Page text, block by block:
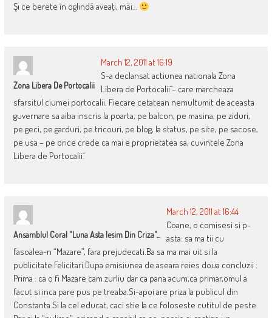
Şi ce berete în oglindă aveaţi, măi…
Zona Libera De Portocalii
March 12, 2011 at 16:19
S-a declansat actiunea nationala ˝Zona
Libera de Portocalii˝ – care marcheaza
sfarsitul ciumei portocalii. Fiecare cetatean nemultumit de aceasta
guvernare sa aiba inscris la poarta, pe balcon, pe masina, pe ziduri,
pe geci, pe garduri, pe tricouri, pe blog, la status, pe site, pe sacose,
pe usa – pe orice crede ca mai e proprietatea sa, cuvintele ˝Zona
Libera de Portocalii˝.
Ansamblul Coral "luna Asta Iesim Din Criza"...
March 12, 2011 at 16:44
Coane, o comisesi si p-
asta: sa ma tii cu
fasoalea-n “Mazare”, fara prejudecati.Ba sa ma mai uit si la
publicitate.Felicitari.Dupa emisiunea de aseara reies doua concluzii :
Prima : ca o fi Mazare cam zurliu dar ca pana acum,ca primar,omul a
facut si inca pare pus pe treaba.Si-apoi are priza la publicul din
Constanta.Si la cel educat, caci stie la ce foloseste cutitul de peste.